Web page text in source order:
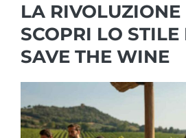
LA RIVOLUZIONE
SCOPRI LO
SAVE THE WINE